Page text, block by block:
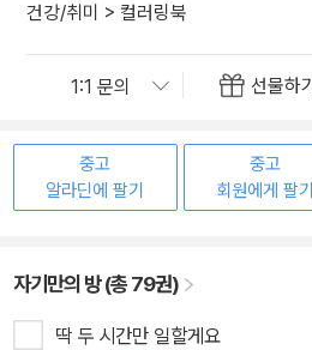
건강/취미 > 컬러링북
선물하기
중고
알라딘에 팔기
중고
회원에게 팔기
자기만의 방 (총 79권)
딱 두 시간만 일할게요